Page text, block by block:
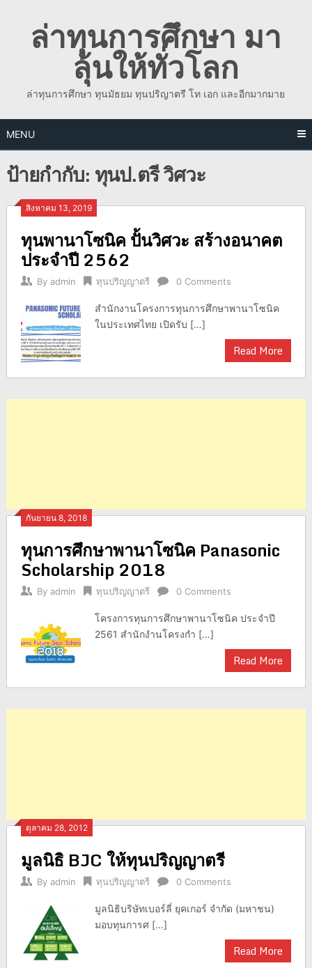
contentล่าทุนการศึกษา มา
ลุ้นให้ทั่วโลก
ล่าทุนการศึกษา ทุนมัธยม ทุนปริญาตรี โท เอก และอีกมากมาย
MENU
ป้ายกำกับ:ทุนป.ตรี วิศวะ
สิงหาคม 13, 2019
ทุนพานาโซนิค ปั้นวิศวะ สร้างอนาคต
ประจำปี 2562
By admin ทุนปริญญาตรี 0 Comments
สำนักงานโครงการทุนการศึกษาพานาโซนิค
ในประเทศไทย เปิดรับ […]
Read More
กันยายน 8, 2018
ทุนการศึกษาพานาโซนิค Panasonic
Scholarship 2018
By admin ทุนปริญญาตรี 0 Comments
โครงการทุนการศึกษาพานาโซนิค ประจำปี
2561 สำนักงำนโครงกำ […]
Read More
ตุลาคม 28, 2012
มูลนิธิ BJC ให้ทุนปริญญาตรี
By admin ทุนปริญญาตรี 0 Comments
มูลนิธิบริษัทเบอร์ลี่ ยุคเกอร์ จำกัด (มหาชน)
มอบทุนการศ […]
Read More